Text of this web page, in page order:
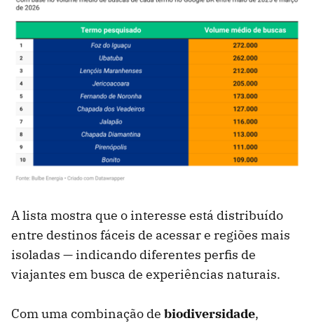
A lista mostra que o interesse está distribuído
entre destinos fáceis de acessar e regiões mais
isoladas — indicando diferentes perfis de
viajantes em busca de experiências naturais.
Com uma combinação de biodiversidade,